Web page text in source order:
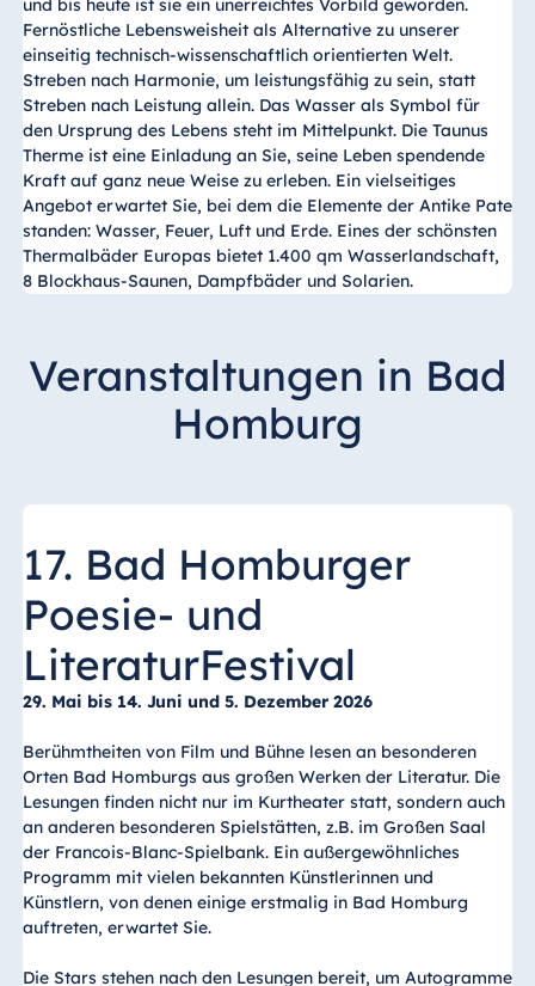
und bis heute ist sie ein unerreichtes Vorbild geworden.
Fernöstliche Lebensweisheit als Alternative zu unserer
einseitig technisch-wissenschaftlich orientierten Welt.
Streben nach Harmonie, um leistungsfähig zu sein, statt
Streben nach Leistung allein. Das Wasser als Symbol für
den Ursprung des Lebens steht im Mittelpunkt. Die Taunus
Therme ist eine Einladung an Sie, seine Leben spendende
Kraft auf ganz neue Weise zu erleben. Ein vielseitiges
Angebot erwartet Sie, bei dem die Elemente der Antike Pate
standen: Wasser, Feuer, Luft und Erde. Eines der schönsten
Thermalbäder Europas bietet 1.400 qm Wasserlandschaft,
8 Blockhaus-Saunen, Dampfbäder und Solarien.
Veranstaltungen in Bad
Homburg
17. Bad Homburger
Poesie- und
LiteraturFestival
29. Mai bis 14. Juni und 5. Dezember 2026
Berühmtheiten von Film und Bühne lesen an besonderen
Orten Bad Homburgs aus großen Werken der Literatur. Die
Lesungen finden nicht nur im Kurtheater statt, sondern auch
an anderen besonderen Spielstätten, z.B. im Großen Saal
der Francois-Blanc-Spielbank. Ein außergewöhnliches
Programm mit vielen bekannten Künstlerinnen und
Künstlern, von denen einige erstmalig in Bad Homburg
auftreten, erwartet Sie.
Die Stars stehen nach den Lesungen bereit, um Autogramme